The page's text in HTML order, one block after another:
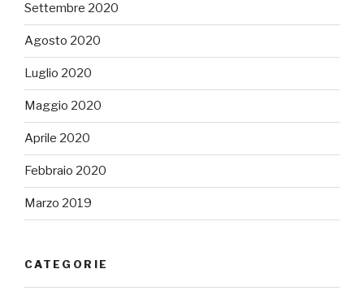
Settembre 2020
Agosto 2020
Luglio 2020
Maggio 2020
Aprile 2020
Febbraio 2020
Marzo 2019
CATEGORIE